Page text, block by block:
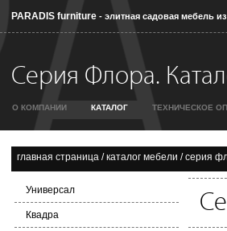
PARADIS furniture - элитная садовая мебель
Серия Флора.
О КОМПАНИИ КАТАЛОГ ТЕХНИЧЕСКОЕ
главная страница /каталог мебели /серия
Универсал
Квадра